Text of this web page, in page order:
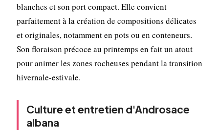
blanches et son port compact. Elle convient
parfaitement à la création de compositions délicates
et originales, notamment en pots ou en conteneurs.
Son floraison précoce au printemps en fait un atout
pour animer les zones rocheuses pendant la transition
hivernale-estivale.
Culture et entretien d'Androsace
albana